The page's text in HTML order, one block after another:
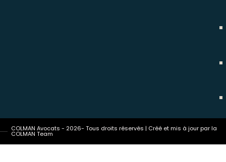
COLMAN Avocats - 2026- Tous droits réservés | Créé et mis à jour par la
COLMAN Team